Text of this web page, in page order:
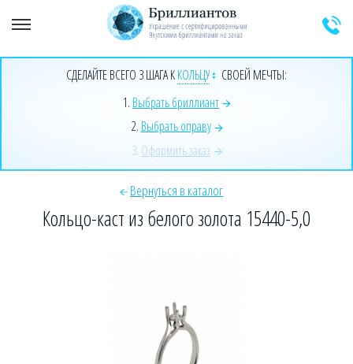
+7 (925) 589-64-91 Заказать звонок эксперта
СДЕЛАЙТЕ ВСЕГО 3 ШАГА ККОЛЬЦУ
СВОЕЙ МЕЧТЫ:
1. Выбрать бриллиант
2. Выбрать оправу
3. Оформить заказ
Вернуться в каталог
Кольцо-каст из белого золота 15440-5,0